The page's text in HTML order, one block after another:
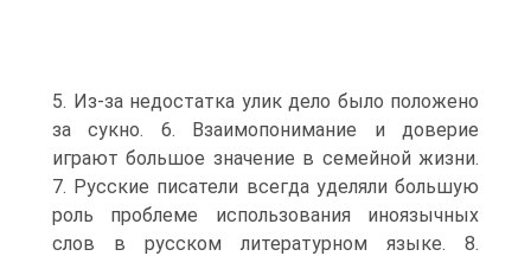
5. Из-за недостатка улик дело было положено
за сукно. 6. Взаимопонимание и доверие
играют большое значе­ние в семейной жизни.
7. Русские писатели всегда уде­ляли большую
роль проблеме использования иноязыч­ных
слов в русском литературном языке. 8.